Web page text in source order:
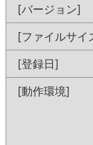
[バージョン]
[ファイルサイ
[登録日]
[動作環境]